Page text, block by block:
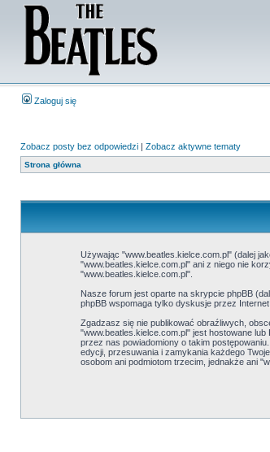
Zaloguj się
Zobacz posty bez odpowiedzi | Zobacz aktywne tematy
Strona główna
Używając "www.beatles.kielce.com.pl" (dalej
"www.beatles.kielce.com.pl" ani z niego nie
"www.beatles.kielce.com.pl".
Nasze forum jest oparte na skrypcie phpBB
phpBB wspomaga tylko dyskusje przez
Zgadzasz się nie publikować obraźliwych,
"www.beatles.kielce.com.pl" jest hostowane
przez nas powiadomiony o takim
edycji, przesuwania i zamykania każdego
osobom ani podmiotom trzecim, jednakże ani